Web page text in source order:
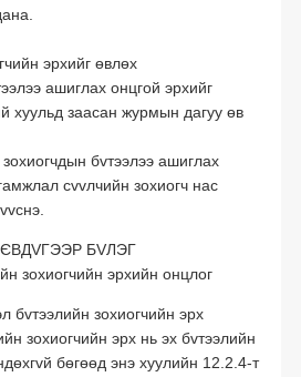
эрхийг өвлөх
ашиглах онцгой эрхийг
хуульд заасан журмын дагуу өв
бvтээлээ ашиглах
сvvлчийн зохиогч нас
БVЛЭГ
зохиогчийн эрхийн онцлог
бvтээлийн зохиогчийн эрх
зохиогчийн эрх нь эх бvтээлийн
бөгөөд энэ хуулийн 12.2.4-т